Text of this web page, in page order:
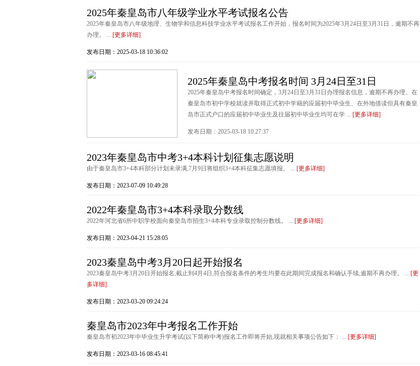
2025年秦皇岛市八年级学业水平考试报名公告
2025年秦皇岛市八年级地理、生物学和信息科技学业水平考试报名工作开始，报名时间为2025年3月24日至3月31日，逾期不再
办理。 ... [更多详细]
发布日期：2025-03-18 10:36:02
2025年秦皇岛中考报名时间 3月24日至31日
2025年秦皇岛中考报名时间确定，3月24日至3月31日办理报名信息，逾期不再办理。在
秦皇岛市初中学校就读并取得正式初中学籍的应届初中毕业生、在外地借读但具有秦皇
岛市正式户口的应届初中毕业生及往届初中毕业生均可在学 ... [更多详细]
发布日期：2025-03-18 10:27:37
2023年秦皇岛市中考3+4本科计划征集志愿说明
由于秦皇岛市3+4本科部分计划未录满,7月9日将组织3+4本科征集志愿填报。 ... [更多详细]
发布日期：2023-07-09 10:49:28
2022年秦皇岛市3+4本科录取分数线
2022年河北省6所中职学校面向秦皇岛市招生3+4本科专业录取控制分数线。 ... [更多详细]
发布日期：2023-04-21 15:28:05
2023秦皇岛中考3月20日起开始报名
2023秦皇岛中考3月20日开始报名,截止到4月4日,符合报名条件的考生均要在此期间完成报名和确认手续,逾期不再办理。 ... [更
多详细]
发布日期：2023-03-20 09:24:24
秦皇岛市2023年中考报名工作开始
秦皇岛市初2023年中毕业生升学考试(以下简称中考)报名工作即将开始,现就相关事项公告如下： ... [更多详细]
发布日期：2023-03-16 08:45:41